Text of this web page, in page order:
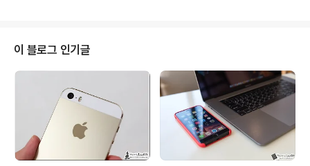
또 하나 기대감을 안기는 녀석이 등장했습니다. ‘드래곤스
피어’가 바로 그 주인공인데요. 콘솔 감성의 액션을 즐길 수
있다는 점 등이 매력으로 꼽히고 있죠? 이 글에서는 드래곤
스피어가 어떤 특징을 갖는지 살펴보며 사전예약 관련 정
보를 전해드리려 합니다. 앞서 강조한 것처럼, 드래곤스피
어에서 가장 눈길을 끄는건 횡스크롤 방식이 ..
이 블로그 인기글